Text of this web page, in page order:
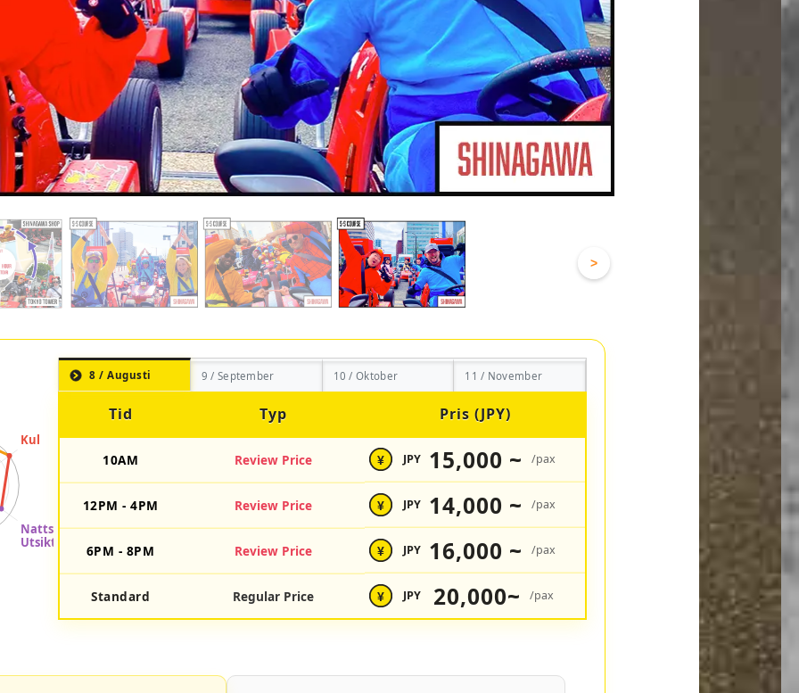
>
8 / Augusti 9 / September 10 / Oktober 11 / November
Tid Typ Pris (JPY)
10AM Review Price ¥ JPY 15,000 ~ /pax
12PM - 4PM Review Price ¥ JPY 14,000 ~ /pax
6PM - 8PM Review Price ¥ JPY 16,000 ~ /pax
Standard Regular Price ¥ JPY 20,000~ /pax